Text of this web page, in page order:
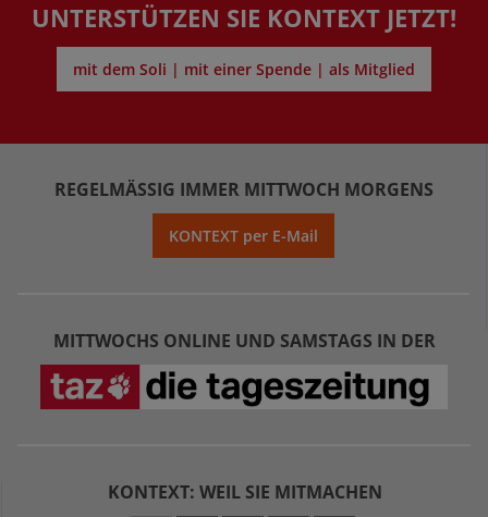
UNTERSTÜTZEN SIE KONTEXT JETZT!
mit dem Soli | mit einer Spende | als Mitglied
REGELMÄSSIG IMMER MITTWOCH MORGENS
KONTEXT per E-Mail
MITTWOCHS ONLINE UND SAMSTAGS IN DER
KONTEXT: WEIL SIE MITMACHEN